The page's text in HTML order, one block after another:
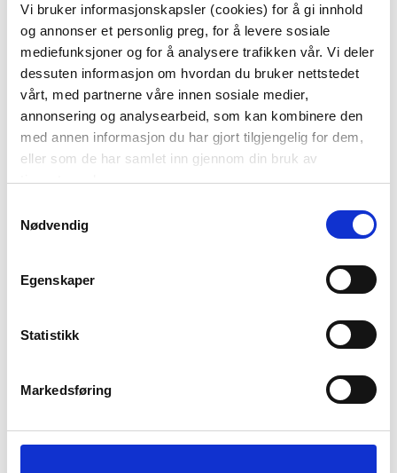
Vi bruker informasjonskapsler (cookies) for å gi innhold
og annonser et personlig preg, for å levere sosiale
mediefunksjoner og for å analysere trafikken vår. Vi deler
dessuten informasjon om hvordan du bruker nettstedet
vårt, med partnerne våre innen sosiale medier,
annonsering og analysearbeid, som kan kombinere den
med annen informasjon du har gjort tilgjengelig for dem,
eller som de har samlet inn gjennom din bruk av
tjenestene deres.
Nødvendig
Egenskaper
Statistikk
Markedsføring
DEKKEBRIKKE BLOMST,
GUL
49,00
Før129,00
Vis mer
DEKKEBRIKKE
149,00
KJØP
40X140CM
59,70
MULBERRY 33X48 CM
99,90